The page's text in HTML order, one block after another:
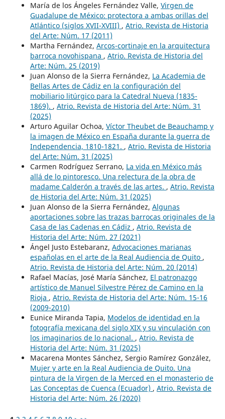
María de los Ángeles Fernández Valle, Virgen de
Guadalupe de México: protectora a ambas orillas del
Atlántico (siglos XVII-XVIII) , Atrio. Revista de Historia
del Arte: Núm. 17 (2011)
Martha Fernández, Arcos-cortinaje en la arquitectura
barroca novohispana , Atrio. Revista de Historia del
Arte: Núm. 25 (2019)
Juan Alonso de la Sierra Fernández, La Academia de
Bellas Artes de Cádiz en la configuración del
mobiliario litúrgico para la Catedral Nueva (1835-
1869). , Atrio. Revista de Historia del Arte: Núm. 31
(2025)
Arturo Aguilar Ochoa, Víctor Theubet de Beauchamp y
la imagen de México en España durante la guerra de
Independencia, 1810-1821. , Atrio. Revista de Historia
del Arte: Núm. 31 (2025)
Carmen Rodríguez Serrano, La vida en México más
allá de lo pintoresco. Una relectura de la obra de
madame Calderón a través de las artes. , Atrio. Revista
de Historia del Arte: Núm. 31 (2025)
Juan Alonso de la Sierra Fernández, Algunas
aportaciones sobre las trazas barrocas originales de la
Casa de las Cadenas en Cádiz , Atrio. Revista de
Historia del Arte: Núm. 27 (2021)
Ángel Justo Estebaranz, Advocaciones marianas
españolas en el arte de la Real Audiencia de Quito ,
Atrio. Revista de Historia del Arte: Núm. 20 (2014)
Rafael Macías, José María Sánchez, El patronazgo
artístico de Manuel Silvestre Pérez de Camino en la
Rioja , Atrio. Revista de Historia del Arte: Núm. 15-16
(2009-2010)
Eunice Miranda Tapia, Modelos de identidad en la
fotografía mexicana del siglo XIX y su vinculación con
los imaginarios de lo nacional. , Atrio. Revista de
Historia del Arte: Núm. 31 (2025)
Macarena Montes Sánchez, Sergio Ramírez González,
Mujer y arte en la Real Audiencia de Quito. Una
pintura de la Virgen de la Merced en el monasterio de
Las Conceptas de Cuenca (Ecuador) , Atrio. Revista de
Historia del Arte: Núm. 26 (2020)